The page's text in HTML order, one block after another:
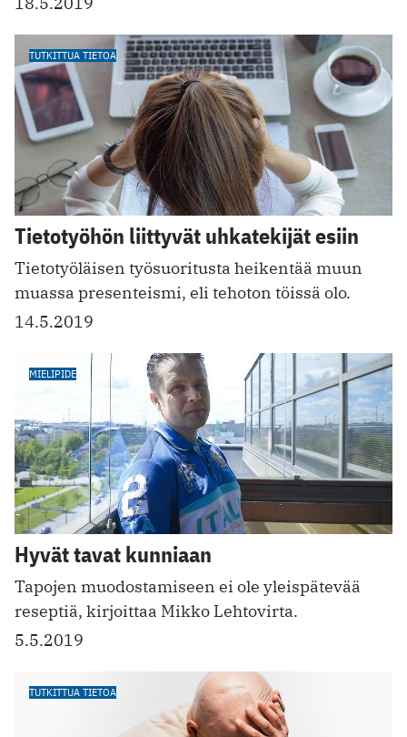
TUTKITTUA TIETOA
Tietotyöhön liittyvät uhkatekijät esiin
Tietotyöläisen työsuoritusta heikentää muun
muassa presenteismi, eli tehoton töissä olo.
14.5.2019
MIELIPIDE
Hyvät tavat kunniaan
Tapojen muodostamiseen ei ole yleispätevää
reseptiä, kirjoittaa Mikko Lehtovirta.
5.5.2019
TUTKITTUA TIETOA